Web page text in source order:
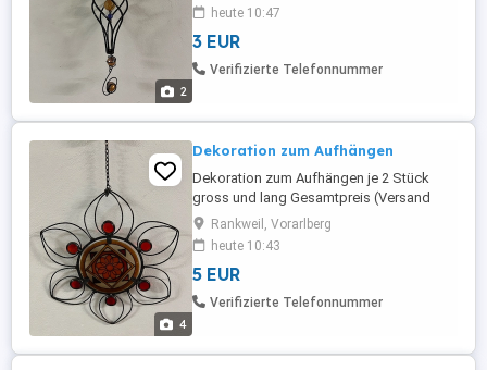
2
heute 10:47
3 EUR
Verifizierte Telefonnummer
4
Dekoration zum Aufhängen
Dekoration zum Aufhängen je 2 Stück
gross und lang Gesamtpreis (Versand
innerhalb Österreich gegen Aufpreis und
Vorauskasse möglich)
Rankweil, Vorarlberg
heute 10:43
5 EUR
Verifizierte Telefonnummer